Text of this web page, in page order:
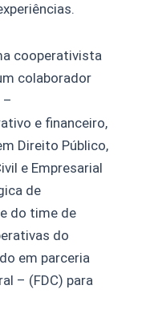
cooperativista
colaborador
–
e financeiro,
Direito Público,
e Empresarial
de
do time de
do
em parceria
– (FDC) para